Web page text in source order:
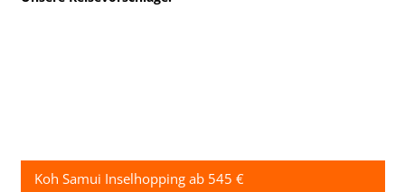
Koh Samui Inselhopping ab 545 €